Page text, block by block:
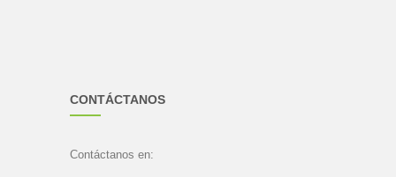
CONTÁCTANOS
Contáctanos en: